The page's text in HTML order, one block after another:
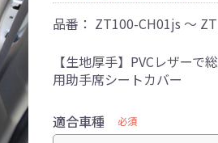
品番： ZT100-CH01js ～
【生地厚手】PVCレザー
用助手席シートカバー
適合車種 必須